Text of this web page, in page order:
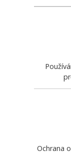
Ochrana